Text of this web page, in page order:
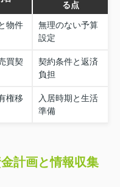
る点
物件
無理のない予算
設定
買契
契約条件と返済
負担
権移
入居時期と生活
準備
計画と情報収集